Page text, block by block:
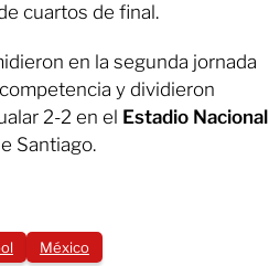
cuartos de final.
en la segunda jornada
y dividieron
2-2 en el Estadio Nacional
Santiago.
México